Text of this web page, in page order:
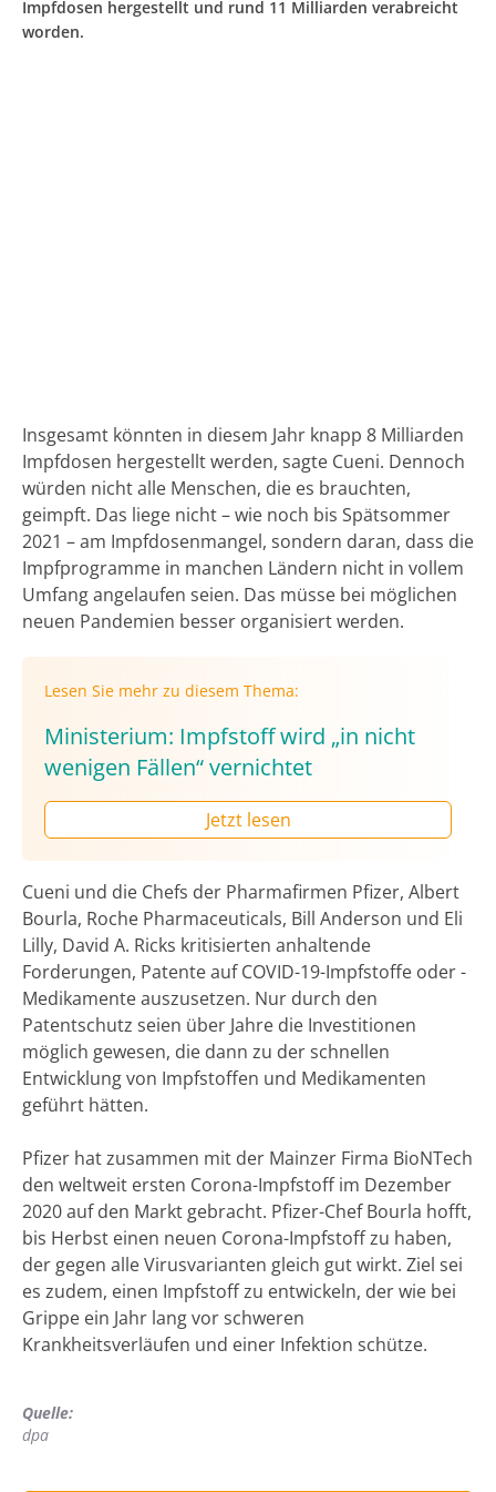
Impfdosen hergestellt und rund 11 Milliarden verabreicht
worden.
Insgesamt könnten in diesem Jahr knapp 8 Milliarden
Impfdosen hergestellt werden, sagte Cueni. Dennoch
würden nicht alle Menschen, die es brauchten,
geimpft. Das liege nicht – wie noch bis Spätsommer
2021 – am Impfdosenmangel, sondern daran, dass die
Impfprogramme in manchen Ländern nicht in vollem
Umfang angelaufen seien. Das müsse bei möglichen
neuen Pandemien besser organisiert werden.
Lesen Sie mehr zu diesem Thema:
Ministerium: Impfstoff wird „in nicht
wenigen Fällen“ vernichtet
Jetzt lesen
Cueni und die Chefs der Pharmafirmen Pfizer, Albert
Bourla, Roche Pharmaceuticals, Bill Anderson und Eli
Lilly, David A. Ricks kritisierten anhaltende
Forderungen, Patente auf COVID-19-Impfstoffe oder -
Medikamente auszusetzen. Nur durch den
Patentschutz seien über Jahre die Investitionen
möglich gewesen, die dann zu der schnellen
Entwicklung von Impfstoffen und Medikamenten
geführt hätten.
Pfizer hat zusammen mit der Mainzer Firma BioNTech
den weltweit ersten Corona-Impfstoff im Dezember
2020 auf den Markt gebracht. Pfizer-Chef Bourla hofft,
bis Herbst einen neuen Corona-Impfstoff zu haben,
der gegen alle Virusvarianten gleich gut wirkt. Ziel sei
es zudem, einen Impfstoff zu entwickeln, der wie bei
Grippe ein Jahr lang vor schweren
Krankheitsverläufen und einer Infektion schütze.
Quelle:
dpa